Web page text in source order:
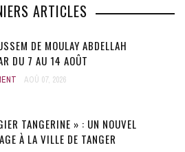
ARTICLES
DE MOULAY ABDELLAH
DU 7 AU 14 AOÛT
AOÛ 07, 2026
TANGERINE » : UN NOUVEL
À LA VILLE DE TANGER